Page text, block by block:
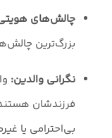
چالش‌های
بزرگ‌ترین
نگرانی والدین:
فرزندشان
بی‌احترامی یا